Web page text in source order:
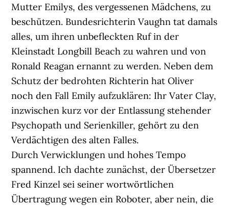
Mutter Emilys, des vergessenen Mädchens, zu
beschützen. Bundesrichterin Vaughn tat damals
alles, um ihren unbefleckten Ruf in der
Kleinstadt Longbill Beach zu wahren und von
Ronald Reagan ernannt zu werden. Neben dem
Schutz der bedrohten Richterin hat Oliver
noch den Fall Emily aufzuklären: Ihr Vater Clay,
inzwischen kurz vor der Entlassung stehender
Psychopath und Serienkiller, gehört zu den
Verdächtigen des alten Falles.
Durch Verwicklungen und hohes Tempo
spannend. Ich dachte zunächst, der Übersetzer
Fred Kinzel sei seiner wortwörtlichen
Übertragung wegen ein Roboter, aber nein, die